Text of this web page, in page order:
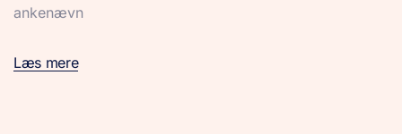
ankenævn
Læs mere